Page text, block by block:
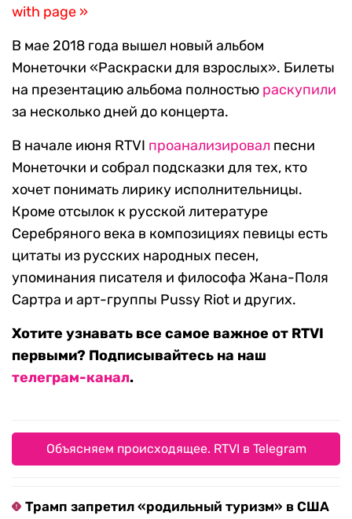
with page »
В мае 2018 года вышел новый альбом
Монеточки «Раскраски для взрослых». Билеты
на презентацию альбома полностью раскупили
за несколько дней до концерта.
В начале июня RTVI проанализировал песни
Монеточки и собрал подсказки для тех, кто
хочет понимать лирику исполнительницы.
Кроме отсылок к русской литературе
Серебряного века в композициях певицы есть
цитаты из русских народных песен,
упоминания писателя и философа Жана-Поля
Сартра и арт-группы Pussy Riot и других.
Хотите узнавать все самое важное от RTVI
первыми? Подписывайтесь на наш
телеграм-канал.
Объясняем происходящее. RTVI в Telegram
Трамп запретил «родильный туризм» в США